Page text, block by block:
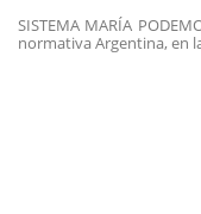
SISTEMA MARÍA
normativa Argentina, en